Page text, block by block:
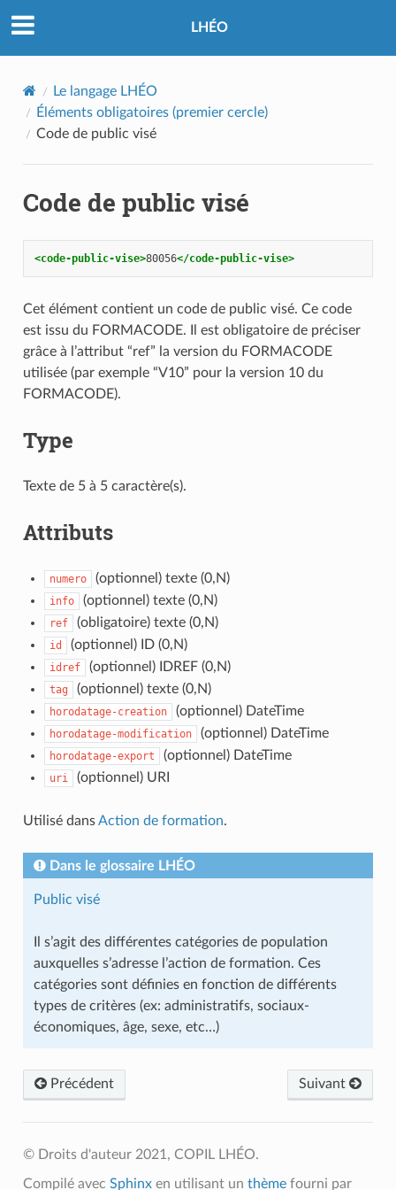
LHÉO
Le langage LHÉO
Éléments obligatoires (premier cercle)
Code de public visé
Code de public visé
<code-public-vise>80056</code-public-vise>
Cet élément contient un code de public visé. Ce code
est issu du FORMACODE. Il est obligatoire de préciser
grâce à l’attribut “ref” la version du FORMACODE
utilisée (par exemple “V10” pour la version 10 du
FORMACODE).
Type
Texte de 5 à 5 caractère(s).
Attributs
numero (optionnel) texte (0,N)
info (optionnel) texte (0,N)
ref (obligatoire) texte (0,N)
id (optionnel) ID (0,N)
idref (optionnel) IDREF (0,N)
tag (optionnel) texte (0,N)
horodatage-creation (optionnel) DateTime
horodatage-modification (optionnel) DateTime
horodatage-export (optionnel) DateTime
uri (optionnel) URI
Utilisé dansAction de formation.
Dans le glossaire LHÉO
Public visé
Il s’agit des différentes catégories de population
auxquelles s’adresse l’action de formation. Ces
catégories sont définies en fonction de différents
types de critères (ex: administratifs, sociaux-
économiques, âge, sexe, etc…)
Précédent Suivant
© Droits d'auteur 2021, COPIL LHÉO.
Compilé avec Sphinxen utilisant un thèmefourni par